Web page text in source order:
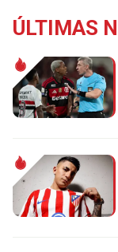
ÚLTIMAS